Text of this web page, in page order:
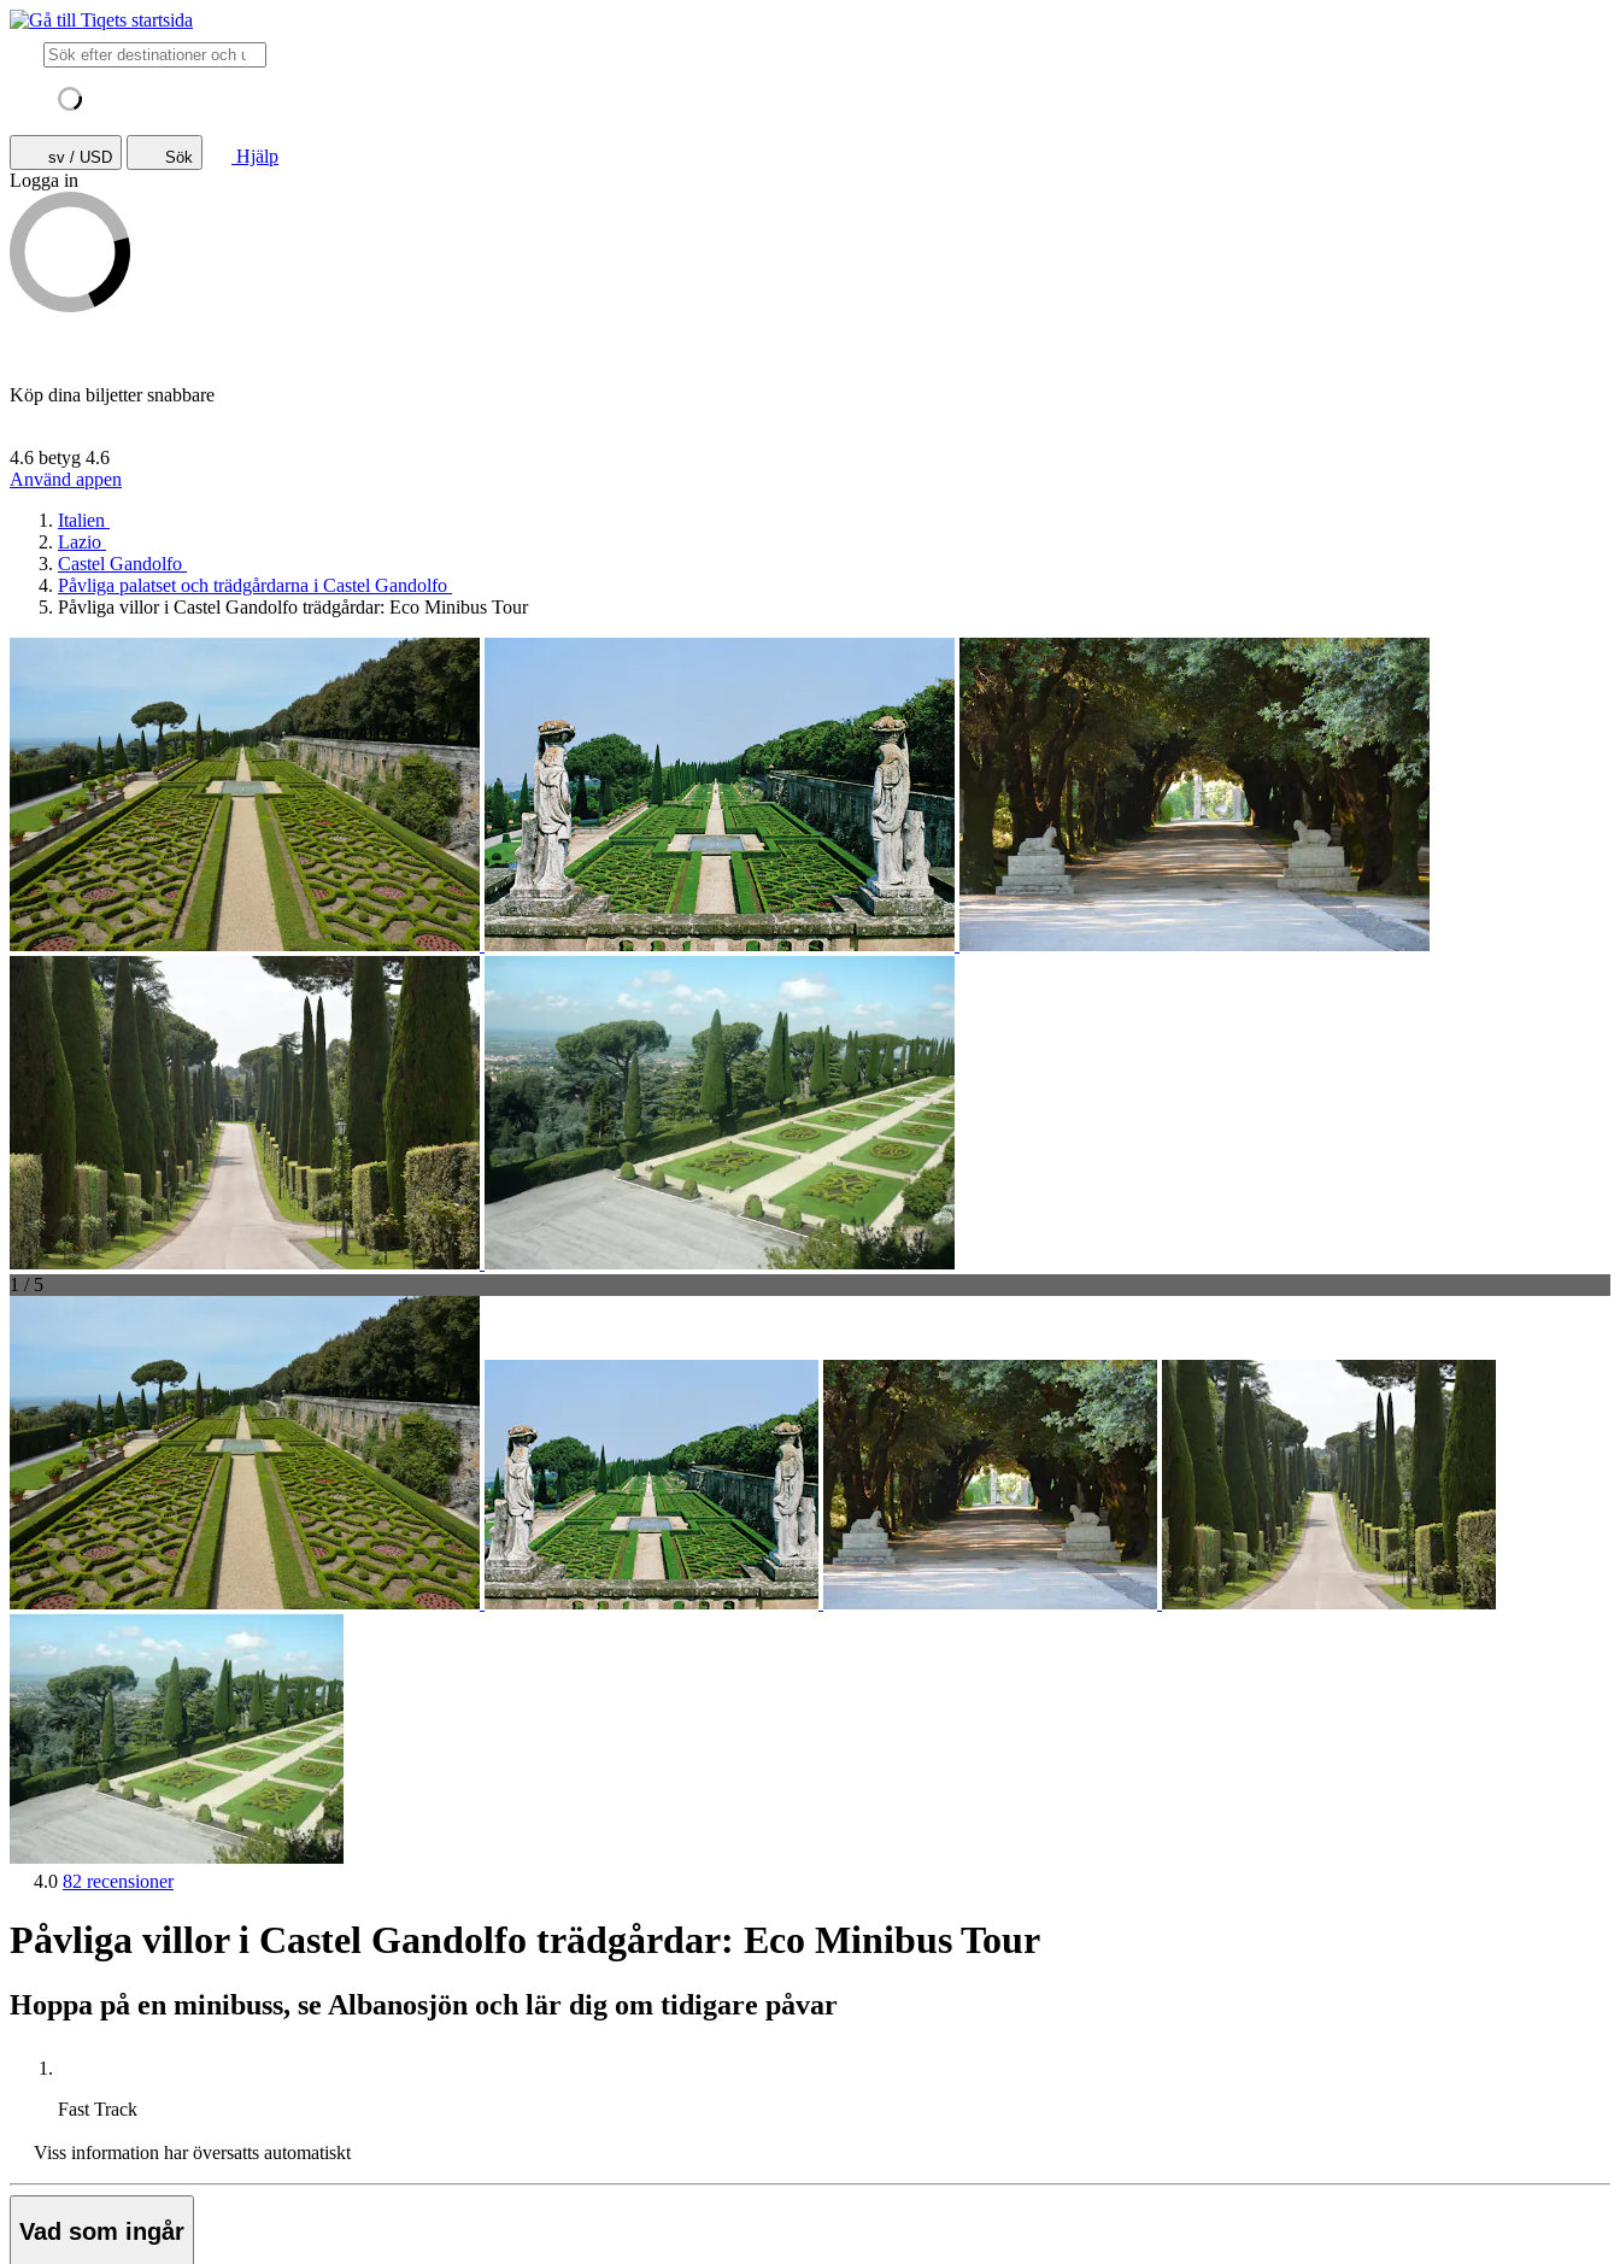
sv / USD Sök
Hjälp
Logga in
Köp dina biljetter snabbare
4.6 betyg 4.6
Använd appen
Italien
Lazio
Castel Gandolfo
Påvliga palatset och trädgårdarna i Castel Gandolfo
Påvliga villor i Castel Gandolfo trädgårdar: Eco Minibus Tour
1 / 5
4.0 82 recensioner
Påvliga villor i Castel Gandolfo trädgårdar: Eco Minibus Tour
Hoppa på en minibuss, se Albanosjön och lär dig om tidigare påvar
Fast Track
Viss information har översatts automatiskt
Vad som ingår